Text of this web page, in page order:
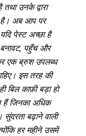
तथा उनके द्वारा
है। अब आप पर
पेस्ट अच्छा है
बनावट, पहुँच और
एक ब्रुश उपलब्ध
इस तरह की
बिल काफ़ी बड़ा हो
हैं जिनका अधिक
सुंदरता बढ़ाने वाली
हर महीने उसमें